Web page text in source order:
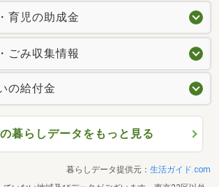
育児の助成金
ごみ収集情報
の給付金
暮らしデータをもっと見る
暮らしデータ提供元： 生活ガイド.com